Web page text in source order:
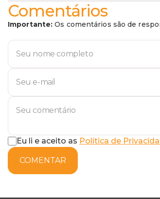
Comentários
Importante: Os comentários são de
Eu li e aceito as Política de
COMENTAR